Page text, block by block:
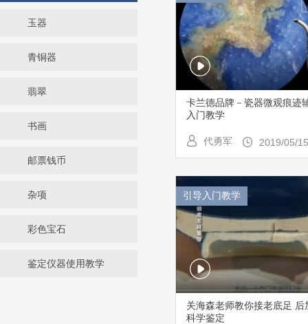
玉器
青铜器
翡翠
书画
邮票钱币
杂项
彩色宝石
鉴定仪器使用教学
卡兰德品牌－瓷器微观痕迹
入门教学
代勇军 2019/05/15
引导入门教学
关海森老师教你接老底足 后
科学鉴定